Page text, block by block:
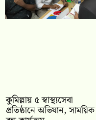
কুমিল্লায় ৫ স্বাস্থ্যসেবা
প্রতিষ্ঠানে অভিযান, সাময়িক